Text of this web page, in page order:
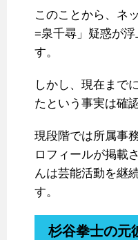
このことから、ネ
=泉千尋」疑惑が
す。
しかし、現在まで
たという事実は確
現段階では所属事
ロフィールが掲載
んは芸能活動を継
す。
杉谷拳士の元